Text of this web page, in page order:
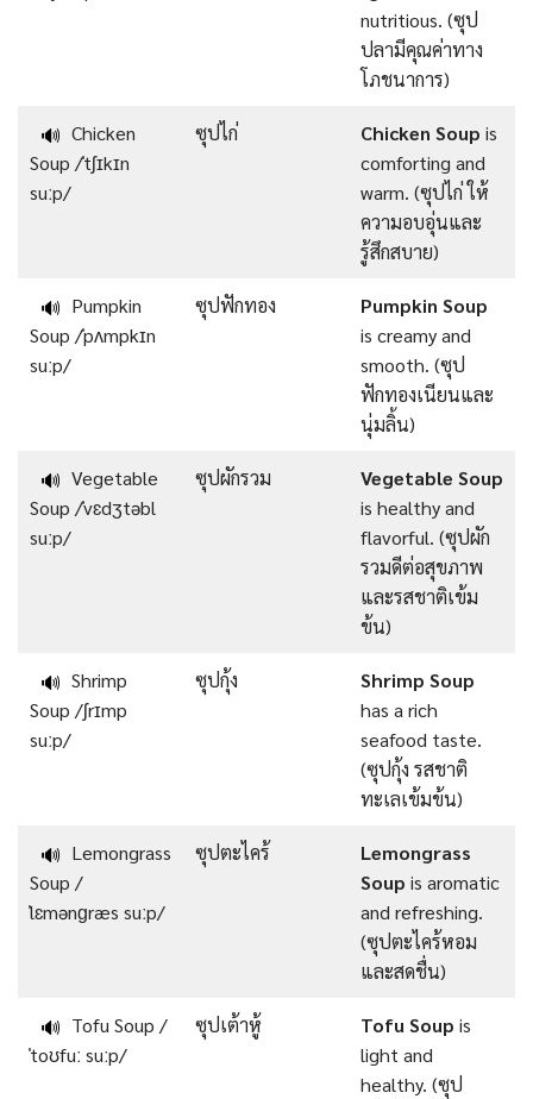
nutritious. (ซุป
ปลามีคุณค่าทาง
โภชนาการ)
🔊 Chicken
Soup /ˈtʃɪkɪn
suːp/
ซุปไก่ Chicken Soup is
comforting and
warm. (ซุปไก่ ให้
ความอบอุ่นและ
รู้สึกสบาย)
🔊 Pumpkin
Soup /ˈpʌmpkɪn
suːp/
ซุปฟักทอง
Pumpkin Soup
is creamy and
smooth. (ซุป
ฟักทองเนียนและ
นุ่มลิ้น)
🔊 Vegetable
Soup /ˈvɛdʒtəbl
suːp/
ซุปผักรวม
Vegetable Soup
is healthy and
flavorful. (ซุปผัก
รวมดีต่อสุขภาพ
และรสชาติเข้ม
ข้น)
🔊 Shrimp
Soup /ʃrɪmp
suːp/
ซุปกุ้ง
Shrimp Soup
has a rich
seafood taste.
(ซุปกุ้ง รสชาติ
ทะเลเข้มข้น)
🔊 Lemongrass
Soup /
ˈlɛmənɡræs suːp/
ซุปตะไคร้
Lemongrass
Soup is aromatic
and refreshing.
(ซุปตะไคร้หอม
และสดชื่น)
🔊 Tofu Soup /
ˈtoʊfuː suːp/
ซุปเต้าหู้ Tofu Soup is
light and
healthy. (ซุป